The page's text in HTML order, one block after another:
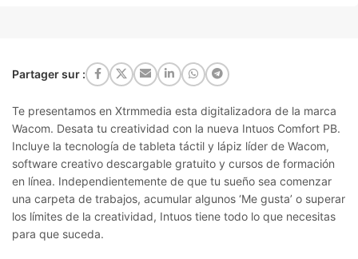
Partager sur :
Te presentamos en Xtrmmedia esta digitalizadora de la marca
Wacom. Desata tu creatividad con la nueva Intuos Comfort PB.
Incluye la tecnología de tableta táctil y lápiz líder de Wacom,
software creativo descargable gratuito y cursos de formación
en línea. Independientemente de que tu sueño sea comenzar
una carpeta de trabajos, acumular algunos ‘Me gusta’ o superar
los límites de la creatividad, Intuos tiene todo lo que necesitas
para que suceda.